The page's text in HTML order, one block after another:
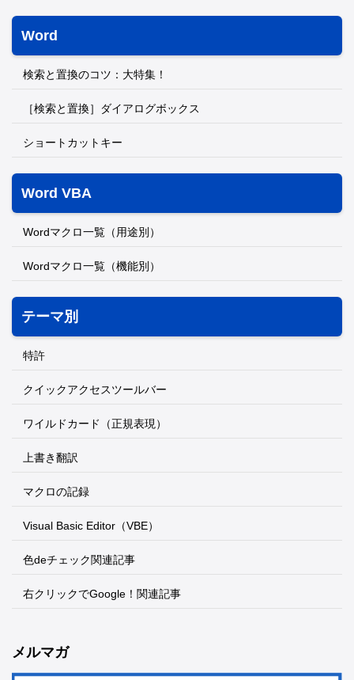
Word
検索と置換のコツ：大特集！
［検索と置換］ダイアログボックス
ショートカットキー
Word VBA
Wordマクロ一覧（用途別）
Wordマクロ一覧（機能別）
テーマ別
特許
クイックアクセスツールバー
ワイルドカード（正規表現）
上書き翻訳
マクロの記録
Visual Basic Editor（VBE）
色deチェック関連記事
右クリックでGoogle！関連記事
メルマガ